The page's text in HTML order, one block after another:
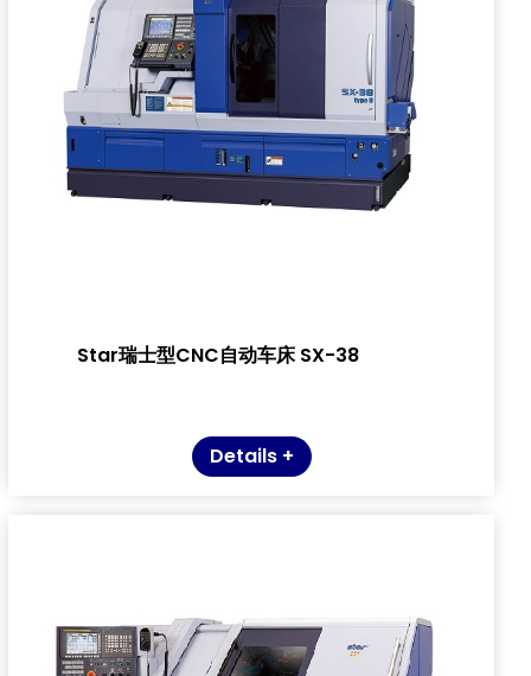
Star瑞士型CNC自动车床 SX-38
Details +